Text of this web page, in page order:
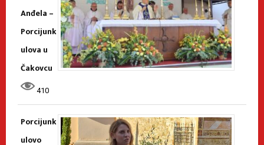
Anđela –
Porcijunk
ulova u
Čakovcu
410
Porcijunk
ulovo